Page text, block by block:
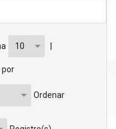
|
por
Ordenar